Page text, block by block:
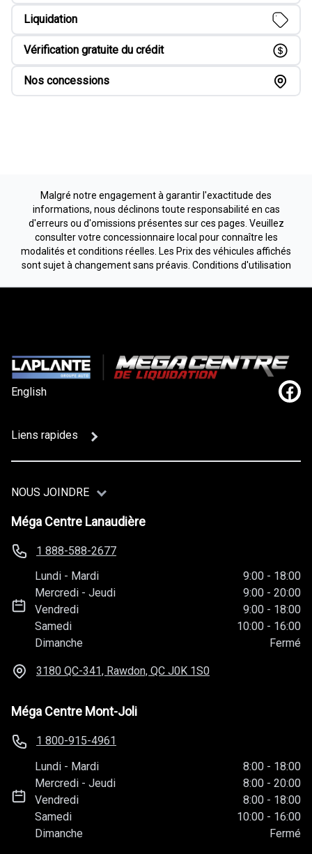
Liquidation
Vérification gratuite du crédit
Nos concessions
Malgré notre engagement à garantir l'exactitude des
informations, nous déclinons toute responsabilité en cas
d'erreurs ou d'omissions présentes sur ces pages. Veuillez
consulter votre concessionnaire local pour connaître les
modalités et conditions réelles. Les Prix des véhicules affichés
sont sujet à changement sans préavis. Conditions d'utilisation
English
Liens rapides
NOUS JOINDRE
Méga Centre Lanaudière
1 888-588-2677
Lundi - Mardi 9:00 - 18:00
Mercredi -Jeudi 9:00 - 20:00
Vendredi
9:00 - 18:00
Samedi
10:00 - 16:00
Dimanche
Fermé
3180 QC-341, Rawdon, QC J0K 1S0
Méga Centre Mont-Joli
1 800-915-4961
Lundi - Mardi 8:00 - 18:00
Mercredi -Jeudi 8:00 - 20:00
Vendredi
8:00 - 18:00
Samedi
10:00 - 16:00
Dimanche
Fermé